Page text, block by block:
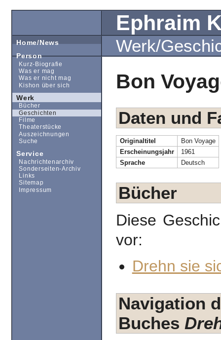
Ephraim
Werk/
Bon
Daten und
Originaltitel
Bon Voyage
Erscheinungsjahr
1961
Sprache
Deutsch
Bücher
Diese
vor:
Drehn sie
Navigation
Buches
Home/News
Person
Kurz-Biografie
Was er mag
Was er nicht mag
Kishon über sich
Werk
Bücher
Geschichten
Filme
Theaterstücke
Auszeichnungen
Suche
Service
Nachrichtenarchiv
Sonderseiten-Archiv
Links
Sitemap
Impressum